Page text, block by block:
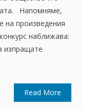
Напомняме,
на произведения
наближава:
изпращате
Read More